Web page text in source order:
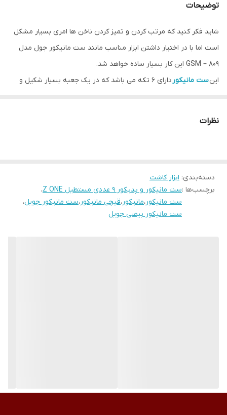
سفر - مناسب برای استفاده حرفه ای
توضیحات
شاید فکر کنید که مرتب کردن و تمیز کردن ناخن ها امری بسیار مشکل
است اما با در اختیار داشتن ابزار مناسب مانند ست مانیکور جول مدل
GSM – ۸۰۹ این کار بسیار ساده خواهد شد.
اینست مانیکور
دارای ۶ تکه می باشد که در یک جعبه بسیار شکیل و
متریال استفاده شده استیل ضد زنگ
طراحی بسته بندی بسیار زیبا
قابل حمل در کیف
نظرات
دسته‌بندی: ابزار کاشت
برچسب‌ها :ست مانیکور و پدیکور 9 عددی مستطیل Z ONE
،
ست مانیکور،مانیکور،قیچی مانیکور،ست مانیکور جویل،
ست مانیکور بیضی جویل